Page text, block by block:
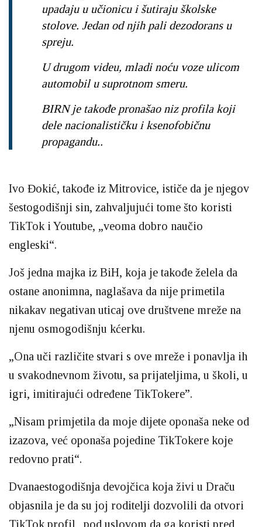
upadaju u učionicu i šutiraju školske
stolove. Jedan od njih pali dezodorans u
spreju.
U drugom videu, mladi noću voze ulicom
automobil u suprotnom smeru.
BIRN je takođe pronašao niz profila koji
dele nacionalističku i ksenofobičnu
propagandu..
Ivo Đokić, takođe iz Mitrovice, ističe da je njegov
šestogodišnji sin, zahvaljujući tome što koristi
TikTok i Youtube, „veoma dobro naučio
engleski“.
Još jedna majka iz BiH, koja je takođe želela da
ostane anonimna, naglašava da nije primetila
nikakav negativan uticaj ove društvene mreže na
njenu osmogodišnju kćerku.
„Ona uči različite stvari s ove mreže i ponavlja ih
u svakodnevnom životu, sa prijateljima, u školi, u
igri, imitirajući određene TikTokere”.
„Nisam primjetila da moje dijete oponaša neke od
izazova, već oponaša pojedine TikTokere koje
redovno prati“.
Dvanaestogodišnja devojčica koja živi u Draču
objasnila je da su joj roditelji dozvolili da otvori
TikTok profil „pod uslovom da ga koristi pred